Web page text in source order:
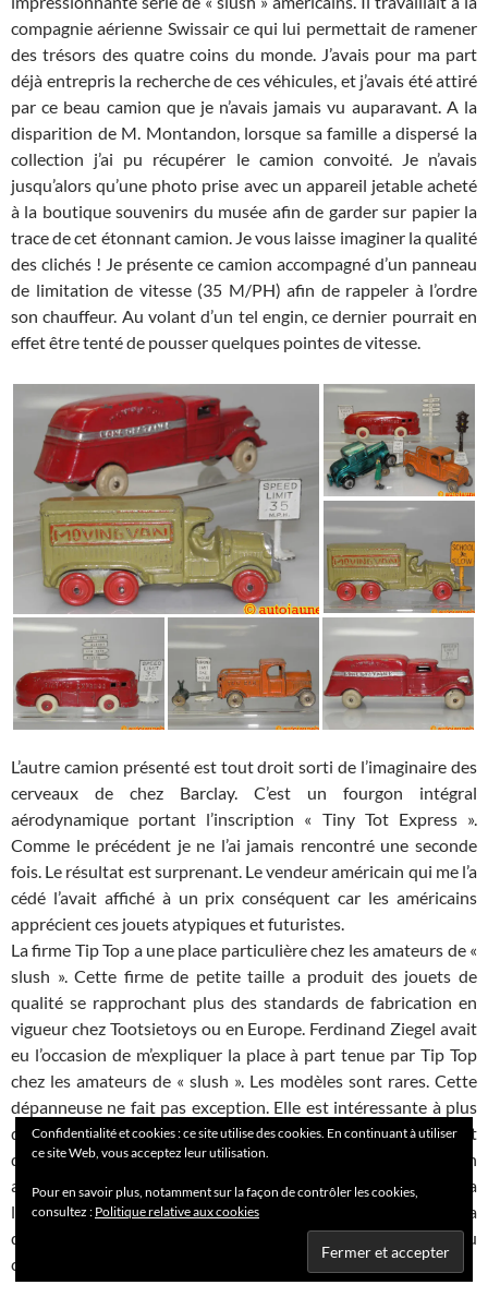
compagnie aérienne Swissair ce qui lui permettait de ramener
des trésors des quatre coins du monde. J’avais pour ma part
déjà entrepris la recherche de ces véhicules, et j’avais été attiré
par ce beau camion que je n’avais jamais vu auparavant. A la
disparition de M. Montandon, lorsque sa famille a dispersé la
collection j’ai pu récupérer le camion convoité. Je n’avais
jusqu’alors qu’une photo prise avec un appareil jetable acheté
à la boutique souvenirs du musée afin de garder sur papier la
trace de cet étonnant camion. Je vous laisse imaginer la qualité
des clichés ! Je présente ce camion accompagné d’un panneau
de limitation de vitesse (35 M/PH) afin de rappeler à l’ordre
son chauffeur. Au volant d’un tel engin, ce dernier pourrait en
effet être tenté de pousser quelques pointes de vitesse.
L’autre camion présenté est tout droit sorti de l’imaginaire des
cerveaux de chez Barclay. C’est un fourgon intégral
aérodynamique portant l’inscription « Tiny Tot Express ».
Comme le précédent je ne l’ai jamais rencontré une seconde
fois. Le résultat est surprenant. Le vendeur américain qui me l’a
cédé l’avait affiché à un prix conséquent car les américains
apprécient ces jouets atypiques et futuristes.
La firme Tip Top a une place particulière chez les amateurs de «
slush ». Cette firme de petite taille a produit des jouets de
qualité se rapprochant plus des standards de fabrication en
vigueur chez Tootsietoys ou en Europe. Ferdinand Ziegel avait
eu l’occasion de m’expliquer la place à part tenue par Tip Top
chez les amateurs de « slush ». Les modèles sont rares. Cette
dépanneuse ne fait pas exception. Elle est intéressante à plus
d’un titre, notamment par la présence du chariot permettant
d’enlever l’auto. La dame en vert, élégamment assortie à son
auto, n’a pas tenu compte des indications relatives à la
limitation de la durée de stationnement (1 hour). Elle devra
donc aller chercher sa Chrysler de chez Kansas à la fourrière du
coin.
Confidentialité et cookies : ce site utilise des cookies. En continuant à utiliser
ce site Web, vous acceptez leur utilisation.
Pour en savoir plus, notamment sur la façon de contrôler les cookies,
consultez : Politique relative aux cookies